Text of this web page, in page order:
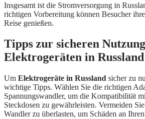
Insgesamt ist die Stromversorgung in
richtigen Vorbereitung können Besucher
Reise genießen.
Tipps zur sicheren
Elektrogeräten in Russland
Um Elektrogeräte in Russland sicher zu
wichtige Tipps. Wählen Sie die richtigen
Spannungswandler, um die Kompatibilität
Steckdosen zu gewährleisten. Vermeiden
Wandler zu überlasten, um Schäden an